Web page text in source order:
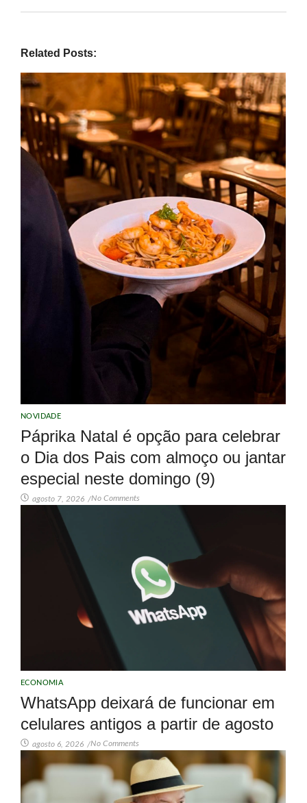
Related Posts:
NOVIDADE
Páprika Natal é opção para celebrar
o Dia dos Pais com almoço ou jantar
especial neste domingo (9)
agosto 7, 2026 /No Comments
ECONOMIA
WhatsApp deixará de funcionar em
celulares antigos a partir de agosto
agosto 6, 2026 /No Comments